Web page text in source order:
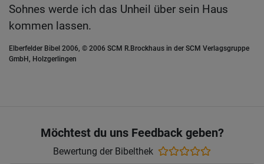
Sohnes werde ich das Unheil über sein Haus
kommen lassen.
Elberfelder Bibel 2006, © 2006 SCM R.Brockhaus in der SCM Verlagsgruppe
GmbH, Holzgerlingen
Möchtest du uns Feedback geben?
Bewertung der Bibelthek